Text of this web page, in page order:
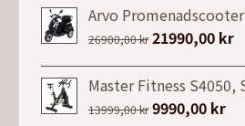
priset
var:
är:
Arvo
26900,00kr Det
priset
var:
21990,00 kr
Master Fitness S4050,
13999,00kr Det
9990,00 krDet